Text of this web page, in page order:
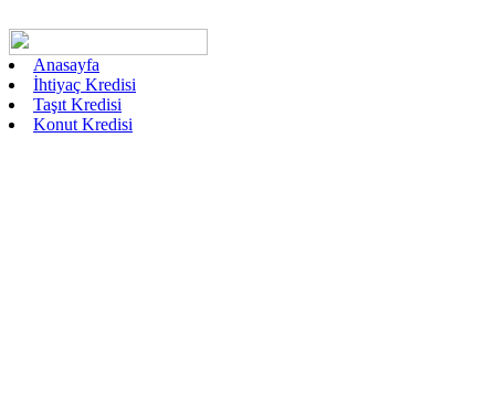
Anasayfa
İhtiyaç Kredisi
Taşıt Kredisi
Konut Kredisi